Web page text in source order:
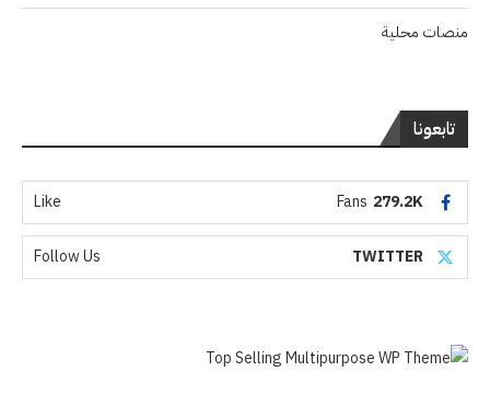
منصات محلية
تابعونا
279.2K
Fans
Like
TWITTER
Follow Us